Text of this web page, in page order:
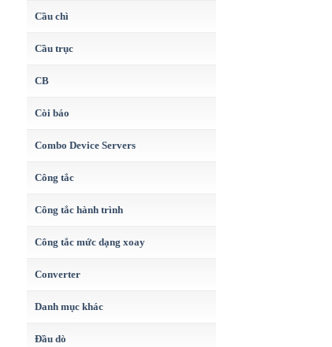
Cầu chì
Cầu trục
CB
Còi báo
Combo Device Servers
Công tắc
Công tắc hành trình
Công tắc mức dạng xoay
Converter
Danh mục khác
Đầu dò